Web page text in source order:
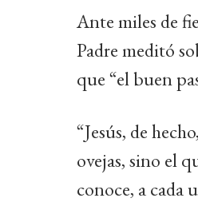
Ante miles de
Padre meditó
que “el buen
“Jesús, de
ovejas, sino el
conoce, a cada